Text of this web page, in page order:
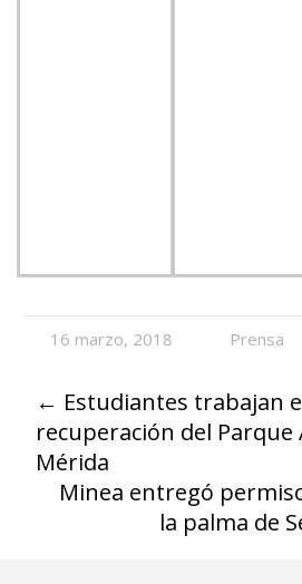
16 marzo, 2018 Prensa
← Estudiantes trabajan
recuperación del Parque
Mérida
Minea entregó
la palma de